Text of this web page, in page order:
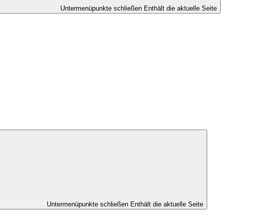
Untermenüpunkte schließen Enthält die aktuelle Seite
Untermenüpunkte schließen Enthält die aktuelle Seite